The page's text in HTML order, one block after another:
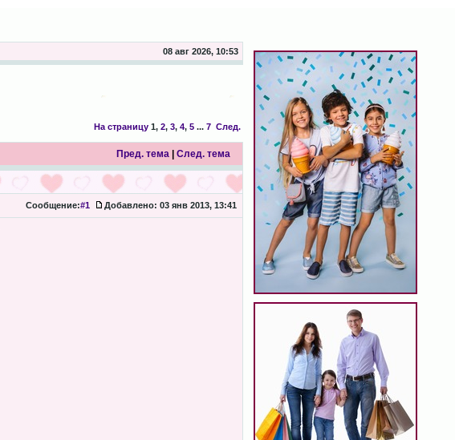
08 авг 2026, 10:53
На страницу 1, 2, 3, 4, 5... 7 След.
Пред. тема| След. тема
Сообщение:#1 Добавлено: 03 янв 2013, 13:41